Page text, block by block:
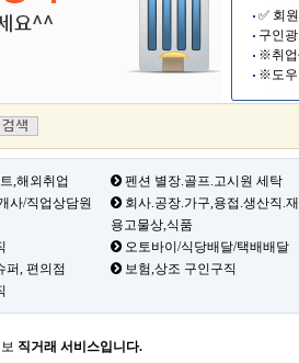
✅ 회
구인
※취업
※도우
,해외취업 펜션 별장.골프.고시원 세탁
사/직업상담원
회사.공장.가구,용접.생산직.
용고물상,식품
오토바이/식당배달/택배배달
퍼, 편의점 보험,상조 구인구직
직거래 서비스입니다.